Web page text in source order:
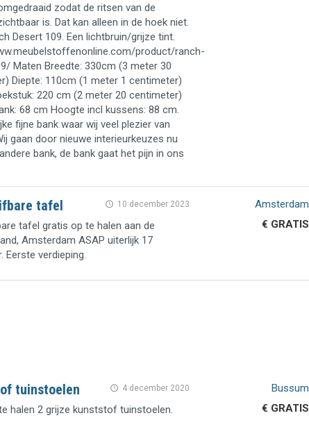
zodat de ritsen van de
is. Dat kan alleen in de hoek niet.
Desert 109. Een lichtbruin/grijze tint.
product/ranch-
Maten Breedte: 330cm (3 meter 30
Diepte: 110cm (1 meter 1 centimeter)
220 cm (2 meter 20 centimeter)
68 cm Hoogte incl kussens: 88 cm.
fijne bank waar wij veel plezier van
gaan door nieuwe interieurkeuzes nu
bank, de bank gaat het pijn in ons
10 december 2023
tafel
tafel gratis op te halen aan de
Amsterdam ASAP uiterlijk 17
Eerste verdieping.
Amsterdam
€ GRATIS
4 december 2020
tuinstoelen
halen 2 grijze kunststof tuinstoelen.
Bussum
€ GRATIS